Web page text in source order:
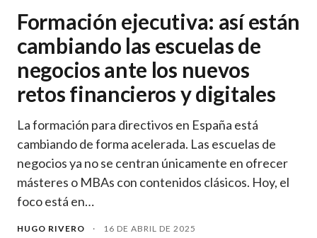
Formación ejecutiva: así están
cambiando las escuelas de
negocios ante los nuevos
retos financieros y digitales
La formación para directivos en España está
cambiando de forma acelerada. Las escuelas de
negocios ya no se centran únicamente en ofrecer
másteres o MBAs con contenidos clásicos. Hoy, el
foco está en…
HUGO RIVERO · 16 DE ABRIL DE 2025